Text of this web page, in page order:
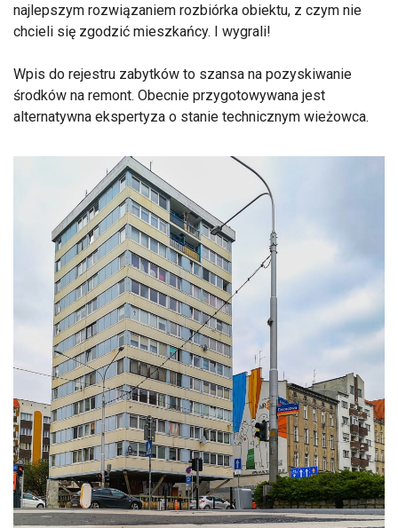
najlepszym rozwiązaniem rozbiórka obiektu, z czym nie
chcieli się zgodzić mieszkańcy. I wygrali!
Wpis do rejestru zabytków to szansa na pozyskiwanie
środków na remont. Obecnie przygotowywana jest
alternatywna ekspertyza o stanie technicznym wieżowca.